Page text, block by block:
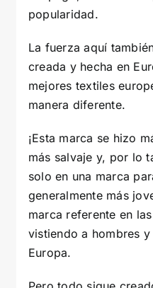
popularidad.
La fuerza aquí
creada y hecha en
mejores textiles
manera diferente.
¡Esta marca se hizo
más salvaje y, por lo
solo en una marca
generalmente más
marca referente en
vistiendo a hombres
Europa.